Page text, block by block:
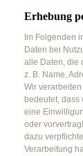
Erhebung
Im Folgenden
Daten bei
alle Daten, die
z. B. Name,
Wir verarbeiten
bedeutet,
eine
oder
dazu
Verarbeitung